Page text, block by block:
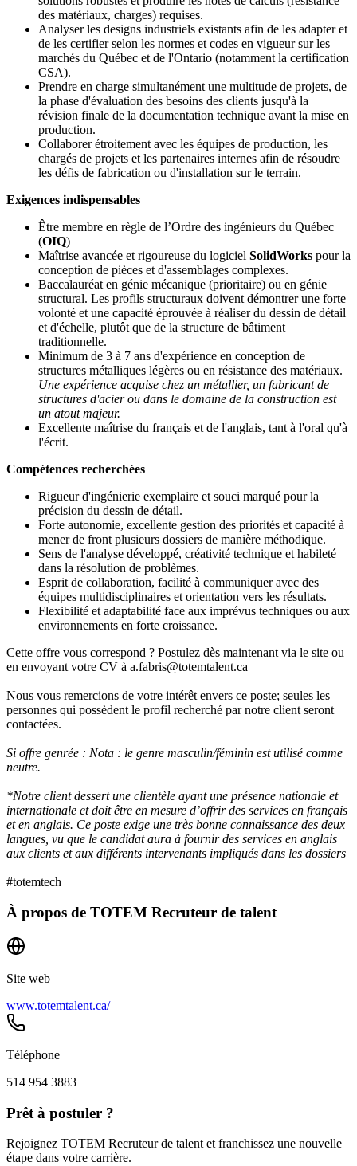
des matériaux, charges) requises.
Analyser les designs industriels existants afin de les adapter et
de les certifier selon les normes et codes en vigueur sur les
marchés du Québec et de l'Ontario (notamment la certification
CSA).
Prendre en charge simultanément une multitude de projets, de
la phase d'évaluation des besoins des clients jusqu'à la
révision finale de la documentation technique avant la mise en
production.
Collaborer étroitement avec les équipes de production, les
chargés de projets et les partenaires internes afin de résoudre
les défis de fabrication ou d'installation sur le terrain.
Exigences indispensables
Être membre en règle de l’Ordre des ingénieurs du Québec
(OIQ)
Maîtrise avancée et rigoureuse du logiciel SolidWorks pour la
conception de pièces et d'assemblages complexes.
Baccalauréat en génie mécanique (prioritaire) ou en génie
structural. Les profils structuraux doivent démontrer une forte
volonté et une capacité éprouvée à réaliser du dessin de détail
et d'échelle, plutôt que de la structure de bâtiment
traditionnelle.
Minimum de 3 à 7 ans d'expérience en conception de
structures métalliques légères ou en résistance des matériaux.
Une expérience acquise chez un métallier, un fabricant de
structures d'acier ou dans le domaine de la construction est
un atout majeur.
Excellente maîtrise du français et de l'anglais, tant à l'oral qu'à
l'écrit.
Compétences recherchées
Rigueur d'ingénierie exemplaire et souci marqué pour la
précision du dessin de détail.
Forte autonomie, excellente gestion des priorités et capacité à
mener de front plusieurs dossiers de manière méthodique.
Sens de l'analyse développé, créativité technique et habileté
dans la résolution de problèmes.
Esprit de collaboration, facilité à communiquer avec des
équipes multidisciplinaires et orientation vers les résultats.
Flexibilité et adaptabilité face aux imprévus techniques ou aux
environnements en forte croissance.
Cette offre vous correspond ? Postulez dès maintenant via le site ou
en envoyant votre CV à a.fabris@totemtalent.ca
Nous vous remercions de votre intérêt envers ce poste; seules les
personnes qui possèdent le profil recherché par notre client seront
contactées.
Si offre genrée : Nota : le genre masculin/féminin est utilisé comme
neutre.
*Notre client dessert une clientèle ayant une présence nationale et
internationale et doit être en mesure d’offrir des services en français
et en anglais. Ce poste exige une très bonne connaissance des deux
langues, vu que le candidat aura à fournir des services en anglais
aux clients et aux différents intervenants impliqués dans les dossiers
#totemtech
À propos de TOTEM Recruteur de talent
Site web
www.totemtalent.ca/
Téléphone
514 954 3883
Prêt à postuler ?
Rejoignez TOTEM Recruteur de talent et franchissez une nouvelle
étape dans votre carrière.